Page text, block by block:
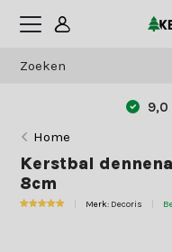
9,0
Home
Kerstbal
8cm
Merk: Decoris